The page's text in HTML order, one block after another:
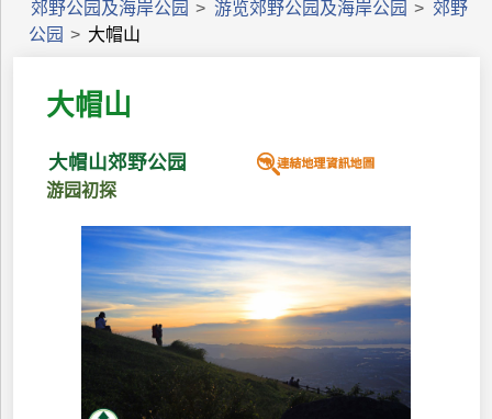
郊野公园及海岸公园 > 游览郊野公园及海岸公园 > 郊野
公园 > 大帽山
大帽山
大帽山郊野公园
游园初探